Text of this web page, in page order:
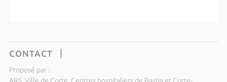
CONTACT
Proposé par :